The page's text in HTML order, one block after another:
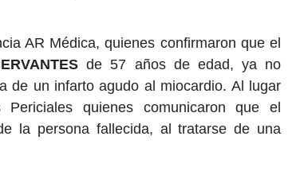
AR Médica, quienes confirmaron que el
de 57 años de edad, ya no
de un infarto agudo al miocardio. Al lugar
quienes comunicaron que el
la persona fallecida, al tratarse de una